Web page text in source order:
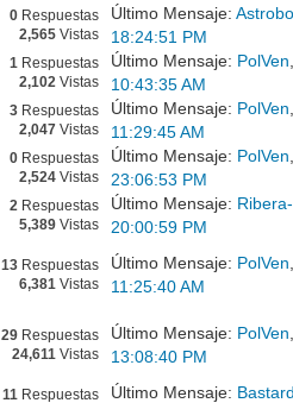
0Respuestas
2,565Vistas
Último Mensaje:
18:24:51 PM
1 Respuestas
2,102 Vistas
Último Mensaje: PolVen
10:43:35 AM
3Respuestas
2,047Vistas
Último Mensaje: PolVen
11:29:45 AM
0Respuestas
2,524Vistas
Último Mensaje: PolVen
23:06:53 PM
2 Respuestas
5,389Vistas
Último Mensaje:
20:00:59 PM
13Respuestas
6,381 Vistas
Último Mensaje: PolVen
11:25:40 AM
29Respuestas
24,611 Vistas
Último Mensaje: PolVen,
13:08:40 PM
11 Respuestas
Último Mensaje: